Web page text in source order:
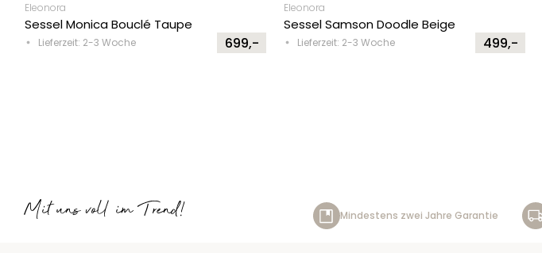
Eleonora
Sessel Monica Bouclé Taupe
Lieferzeit: 2-3 Woche 699,-
Eleonora
Sessel Samson Doodle Beige
Lieferzeit: 2-3 Woche 499,-
Mit uns voll im Trend! Mindestens zwei Jahre Garantie